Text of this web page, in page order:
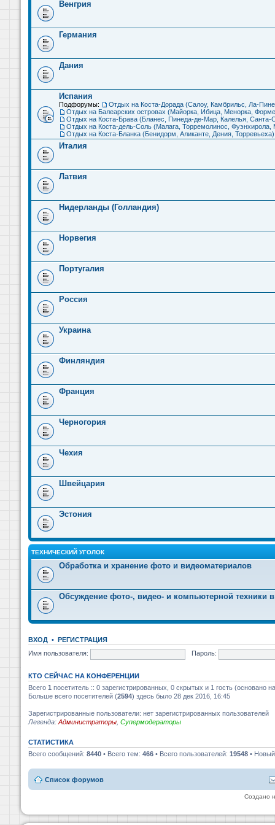
Венгрия
Германия
Дания
Испания
Подфорумы: Отдых на Коста-Дорада (Салоу, Камбрильс, Ла-
Отдых на Балеарских островах (Майорка, Ибица, Менорка,
Отдых на Коста-Брава (Бланес, Пинеда-де-Мар, Калелья, Санта-
Отдых на Коста-дель-Соль (Малага, Торремолинос, Фуэнхирола,
Отдых на Коста-Бланка (Бенидорм, Аликанте, Дения, Торревьеха)
Италия
Латвия
Нидерланды (Голландия)
Норвегия
Португалия
Россия
Украина
Финляндия
Франция
Черногория
Чехия
Швейцария
Эстония
ТЕХНИЧЕСКИЙ УГОЛОК
Обработка и хранение фото и видеоматериалов
Обсуждение фото-, видео- и компьютерной техники в
ВХОД • РЕГИСТРАЦИЯ
Имя пользователя:
Пароль:
КТО СЕЙЧАС НА КОНФЕРЕНЦИИ
Всего 1 посетитель :: 0 зарегистрированных, 0 скрытых и 1 гость (основано
Больше всего посетителей (2594) здесь было 28 дек 2016, 16:45
Зарегистрированные пользователи: нет зарегистрированных пользователей
Легенда: Администраторы Супермодераторы
СТАТИСТИКА
Всего сообщений: 8440 • Всего тем: 466 • Всего пользователей: 19548 •
Список форумов
Создано